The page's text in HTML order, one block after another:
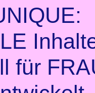
für